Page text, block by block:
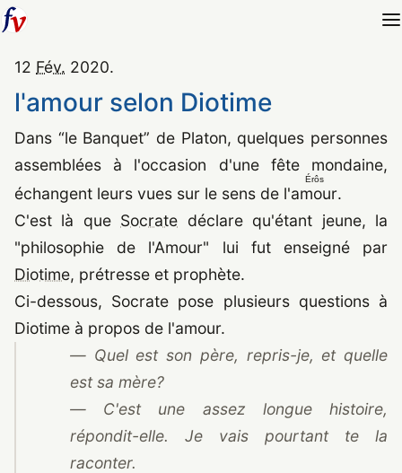
12 Fév. 2020.
l'amour selon Diotime
Dans “le Banquet” de Platon, quelques personnes
assemblées à l'occasion d'une fête mondaine,
échangent leurs vues sur le sens de l'amour
Érôs
.
C'est là que Socrate déclare qu'étant jeune, la
"philosophie de l'Amour" lui fut enseigné par
Diotime, prétresse et prophète.
Ci-dessous, Socrate pose plusieurs questions à
Diotime à propos de l'amour.
— Quel est son père, repris-je, et quelle
est sa mère?
— C'est une assez longue histoire,
répondit-elle. Je vais pourtant te la
raconter.